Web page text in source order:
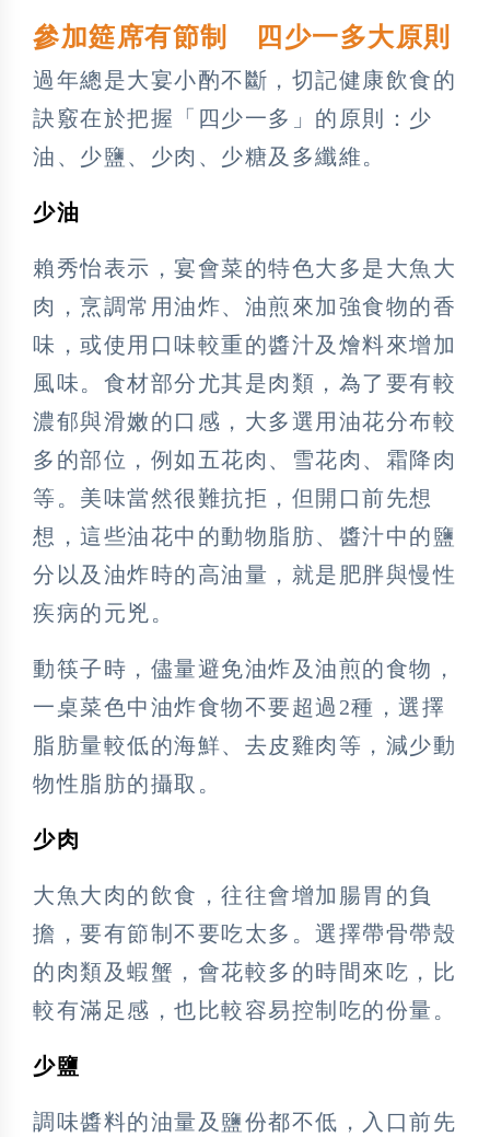
參加筵席有節制 四少一多大原則
過年總是大宴小酌不斷，切記健康飲食的
訣竅在於把握「四少一多」的原則：少
油、少鹽、少肉、少糖及多纖維。
少油
賴秀怡表示，宴會菜的特色大多是大魚大
肉，烹調常用油炸、油煎來加強食物的香
味，或使用口味較重的醬汁及燴料來增加
風味。食材部分尤其是肉類，為了要有較
濃郁與滑嫩的口感，大多選用油花分布較
多的部位，例如五花肉、雪花肉、霜降肉
等。美味當然很難抗拒，但開口前先想
想，這些油花中的動物脂肪、醬汁中的鹽
分以及油炸時的高油量，就是肥胖與慢性
疾病的元兇。
動筷子時，儘量避免油炸及油煎的食物，
一桌菜色中油炸食物不要超過2種，選擇
脂肪量較低的海鮮、去皮雞肉等，減少動
物性脂肪的攝取。
少肉
大魚大肉的飲食，往往會增加腸胃的負
擔，要有節制不要吃太多。選擇帶骨帶殼
的肉類及蝦蟹，會花較多的時間來吃，比
較有滿足感，也比較容易控制吃的份量。
少鹽
調味醬料的油量及鹽份都不低，入口前先